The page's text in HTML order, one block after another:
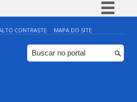
Simplifique!
Comunica BR
Participe
CONTRASTE MAPA DO SITE